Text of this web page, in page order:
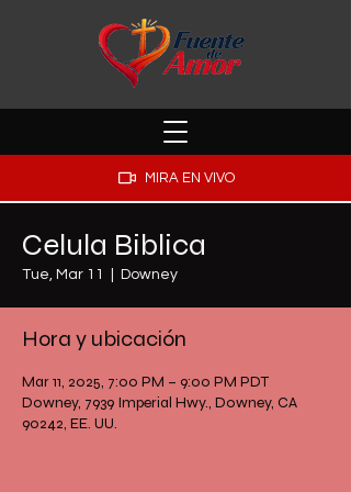
MIRA EN VIVO
Celula Biblica
Tue, Mar 11 Downey
Hora y ubicación
Mar 11, 2025, 7:00 PM – 9:00 PM PDT
Downey, 7939 Imperial Hwy., Downey, CA
90242, EE. UU.